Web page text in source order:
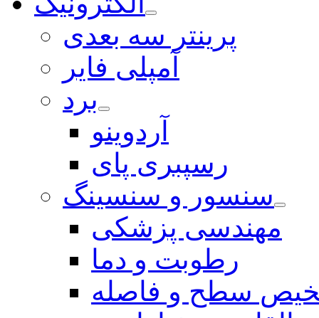
پرینتر سه بعدی
آمپلی فایر
برد
آردوینو
رسپبری پای
سنسور و سنسینگ
مهندسی پزشکی
رطوبت و دما
سطح و فاصله